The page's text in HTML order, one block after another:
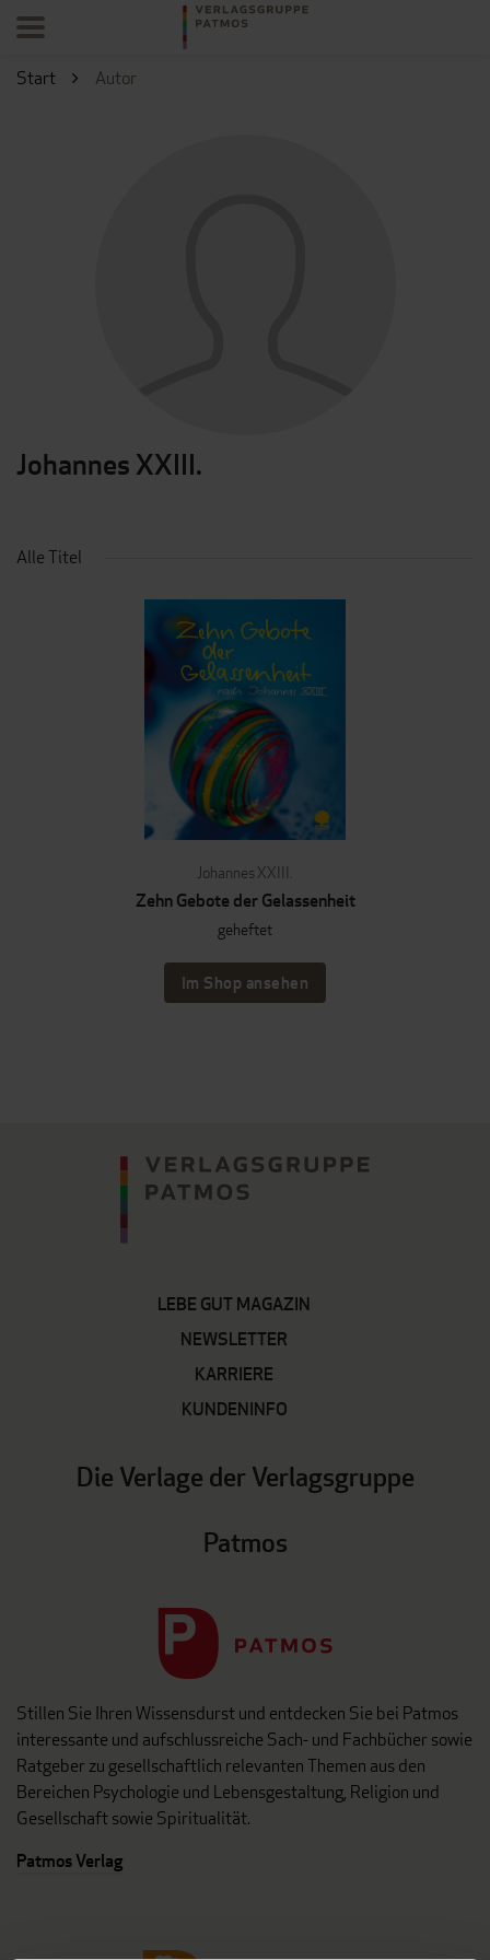
Start Autor
Johannes XXIII.
Alle Titel
Johannes XXIII.
Zehn Gebote der Gelassenheit
geheftet
Im Shop ansehen
LEBE GUT MAGAZIN
NEWSLETTER
KARRIERE
KUNDENINFO
Die Verlage der Verlagsgruppe
Patmos
Stillen Sie Ihren Wissensdurst und entdecken Sie bei Patmos
interessante und aufschlussreiche Sach- und Fachbücher sowie
Ratgeber zu gesellschaftlich relevanten Themen aus den
Bereichen Psychologie und Lebensgestaltung, Religion und
Gesellschaft sowie Spiritualität.
Patmos Verlag